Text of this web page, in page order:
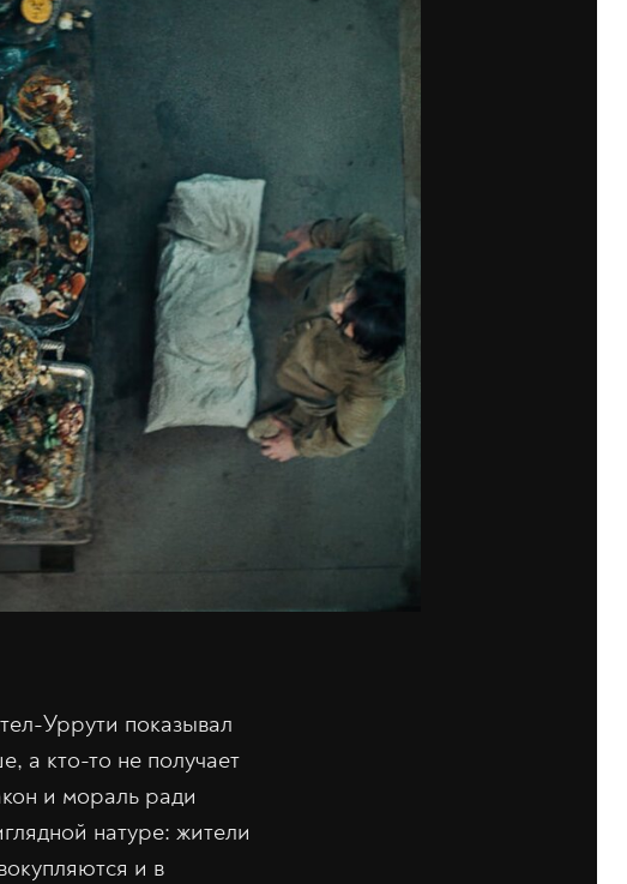
Уррути показывал
а кто-то не получает
и мораль ради
натуре: жители
и в